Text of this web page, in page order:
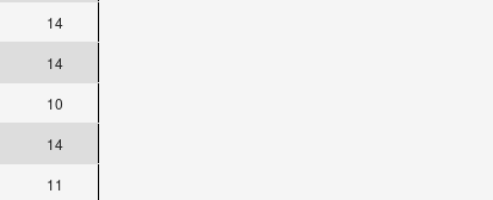
14
14
10
14
11